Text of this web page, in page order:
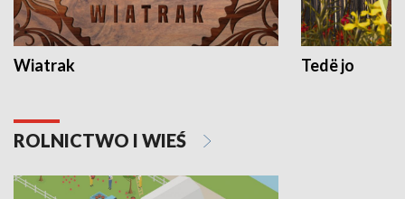
Wiatrak Tedë jo
ROLNICTWO I WIEŚ